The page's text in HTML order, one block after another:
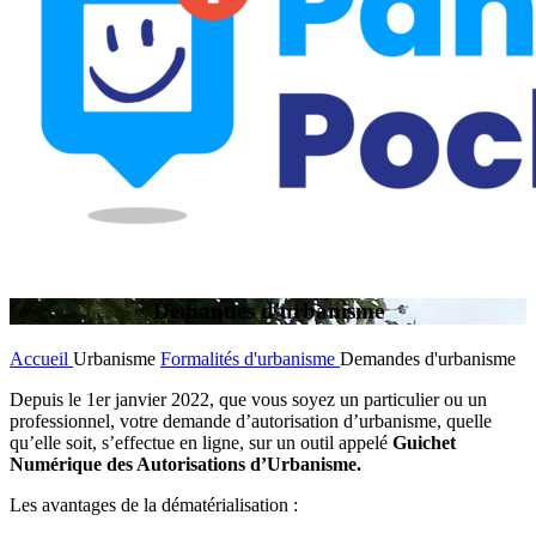
Demandes d'urbanisme
Accueil Urbanisme Formalités d'urbanisme Demandes d'urbanisme
Depuis le 1er janvier 2022, que vous soyez un particulier ou un
professionnel, votre demande d’autorisation d’urbanisme, quelle
qu’elle soit, s’effectue en ligne, sur un outil appelé Guichet
Numérique des Autorisations d’Urbanisme.
Les avantages de la dématérialisation :